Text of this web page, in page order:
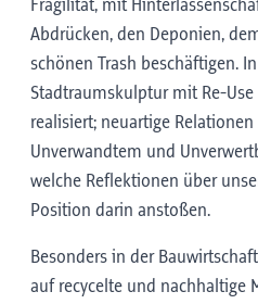
Fragilität, mit
Abdrücken, den Deponien,
schönen Trash beschäftigen.
Stadtraumskulptur mit Re-
realisiert; neuartige
Unverwandtem und
welche Reflektionen über
Position darin anstoßen.
Besonders in der
auf recycelte und nachhaltige